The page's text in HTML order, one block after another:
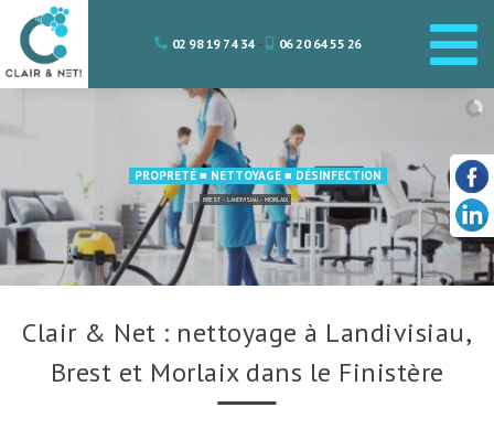
Aller
au
contenu
02 98 19 74 34– 06 20 64 55 26
BREST - LANDIVISIAU - MORLAIX
PROPRETÉ ■ NETTOYAGE ■ DÉSINFECTION
Clair & Net : nettoyage à Landivisiau,
Brest et Morlaix dans le Finistère